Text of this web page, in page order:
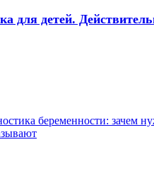
для детей.
беременности: зачем